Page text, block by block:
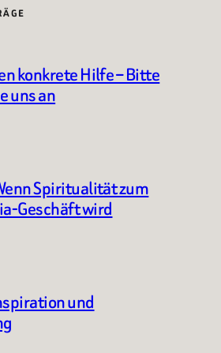
konkrete Hilfe – Bitte
uns an
Spiritualität zum
Geschäft wird
und